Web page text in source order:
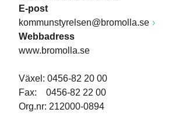
E-post
kommunstyrelsen@bromolla.se
Webbadress
www.bromolla.se
Växel: 0456-82 20 00
Fax: 0456-82 22 00
Org.nr: 212000-0894